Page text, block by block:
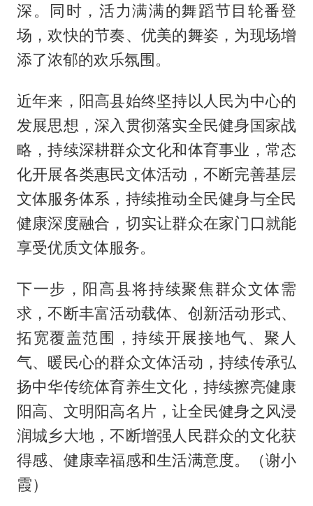
深。同时，活力满满的舞蹈节目轮番登
场，欢快的节奏、优美的舞姿，为现场增
添了浓郁的欢乐氛围。
近年来，阳高县始终坚持以人民为中心的
发展思想，深入贯彻落实全民健身国家战
略，持续深耕群众文化和体育事业，常态
化开展各类惠民文体活动，不断完善基层
文体服务体系，持续推动全民健身与全民
健康深度融合，切实让群众在家门口就能
享受优质文体服务。
下一步，阳高县将持续聚焦群众文体需
求，不断丰富活动载体、创新活动形式、
拓宽覆盖范围，持续开展接地气、聚人
气、暖民心的群众文体活动，持续传承弘
扬中华传统体育养生文化，持续擦亮健康
阳高、文明阳高名片，让全民健身之风浸
润城乡大地，不断增强人民群众的文化获
得感、健康幸福感和生活满意度。（谢小
霞）